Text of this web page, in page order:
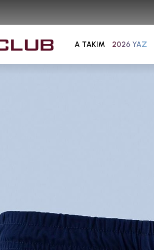
A TAKIM 2026 YAZ